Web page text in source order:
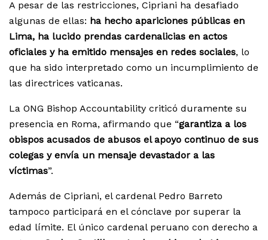
A pesar de las restricciones, Cipriani ha desafiado
algunas de ellas: ha hecho apariciones públicas en
Lima, ha lucido prendas cardenalicias en actos
oficiales y ha emitido mensajes en redes sociales, lo
que ha sido interpretado como un incumplimiento de
las directrices vaticanas.
La ONG Bishop Accountability criticó duramente su
presencia en Roma, afirmando que “garantiza a los
obispos acusados de abusos el apoyo continuo de sus
colegas y envía un mensaje devastador a las
víctimas”.
Además de Cipriani, el cardenal Pedro Barreto
tampoco participará en el cónclave por superar la
edad límite. El único cardenal peruano con derecho a